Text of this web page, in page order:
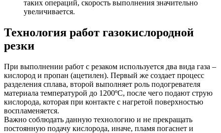
таких операций, скорость выполнения значительно
увеличивается.
Технология работ газокислородной
резки
При выполнении работ с резаком используется два вида газа –
кислород и пропан (ацетилен). Первый же создает процесс
разделения сплава, второй выполняет роль подогревателя
материала температурой до 1200ºС, после чего подают струю
кислорода, которая при контакте с нагретой поверхностью
воспламеняется.
Важно соблюдать данную технологию и не прекращать
постоянную подачу кислорода, иначе, пламя погаснет и